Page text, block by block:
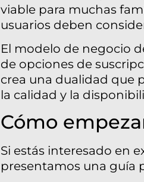
viable para muchas
usuarios deben
El modelo de negocio
de opciones de
crea una dualidad que
la calidad y la
Cómo
Si estás interesado en
presentamos una guía